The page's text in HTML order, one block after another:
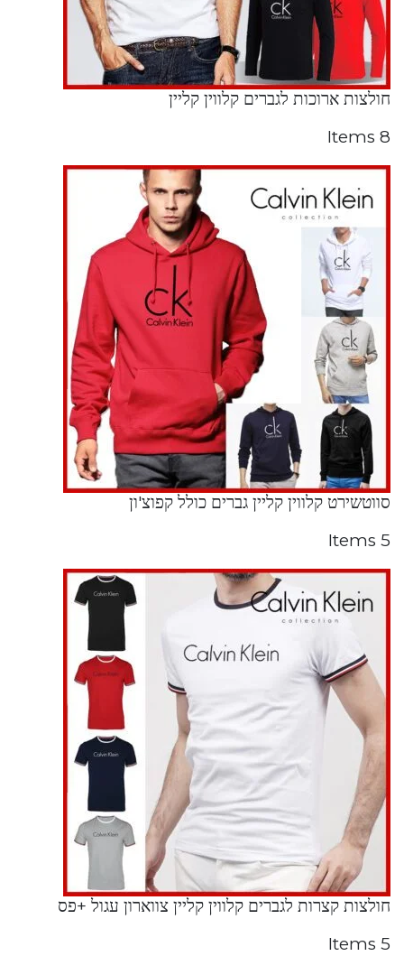
חולצות ארוכות לגברים קלווין קליין
8 Items
סווטשירט קלווין קליין גברים כולל קפוצ'ון
5 Items
חולצות קצרות לגברים קלווין קליין צווארון עגול +פס
5 Items